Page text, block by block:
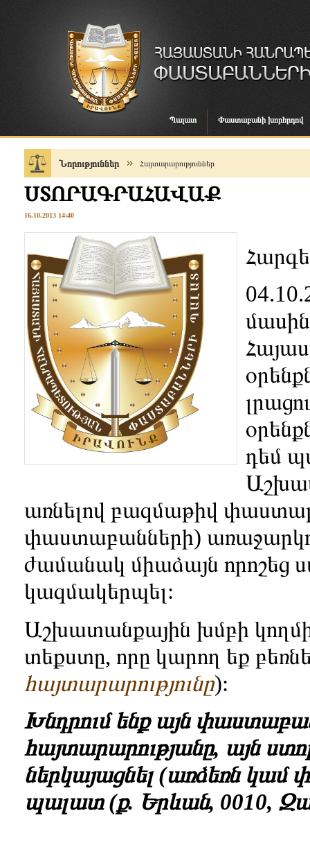
Պալատ Փաստաբանի խորհրդով
Նորություններ Հայտարարություններ
ՍՏՈՐԱԳՐԱՀԱՎԱՔ
16.10.2013 14:40
դեմ
առնելով բազմաթիվ
փաստաբանների)
ժամանակ միաձայն որոշեց
կազմակերպել:
Աշխատանքային խմբի
տեքստը, որը կարող եք
հայտարարությունը):
Խնդրում ենք այն
հայտարարությանը, այն
ներկայացնել (առձեռն
պալատ (ք. Երևան, 0010,